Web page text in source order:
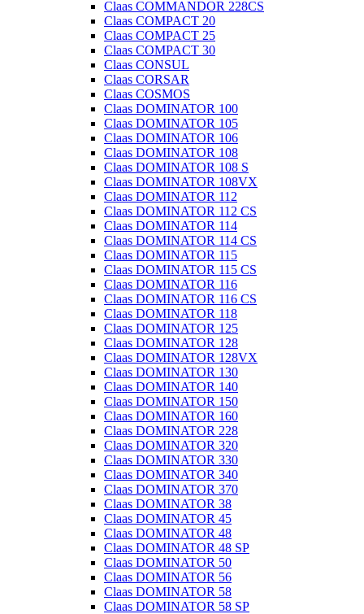
Claas COMMANDOR 228CS
Claas COMPACT 20
Claas COMPACT 25
Claas COMPACT 30
Claas CONSUL
Claas CORSAR
Claas COSMOS
Claas DOMINATOR 100
Claas DOMINATOR 105
Claas DOMINATOR 106
Claas DOMINATOR 108
Claas DOMINATOR 108 S
Claas DOMINATOR 108VX
Claas DOMINATOR 112
Claas DOMINATOR 112 CS
Claas DOMINATOR 114
Claas DOMINATOR 114 CS
Claas DOMINATOR 115
Claas DOMINATOR 115 CS
Claas DOMINATOR 116
Claas DOMINATOR 116 CS
Claas DOMINATOR 118
Claas DOMINATOR 125
Claas DOMINATOR 128
Claas DOMINATOR 128VX
Claas DOMINATOR 130
Claas DOMINATOR 140
Claas DOMINATOR 150
Claas DOMINATOR 160
Claas DOMINATOR 228
Claas DOMINATOR 320
Claas DOMINATOR 330
Claas DOMINATOR 340
Claas DOMINATOR 370
Claas DOMINATOR 38
Claas DOMINATOR 45
Claas DOMINATOR 48
Claas DOMINATOR 48 SP
Claas DOMINATOR 50
Claas DOMINATOR 56
Claas DOMINATOR 58
Claas DOMINATOR 58 SP